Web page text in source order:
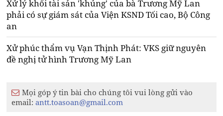
Xử lý khối tài sản 'khủng' của bà Trương Mỹ Lan
phải có sự giám sát của Viện KSND Tối cao, Bộ Công
an
Xử phúc thẩm vụ Vạn Thịnh Phát: VKS giữ nguyên
đề nghị tử hình Trương Mỹ Lan
Mọi góp ý tin bài cho chúng tôi vui lòng gửi vào
email:antt.toasoan@gmail.com